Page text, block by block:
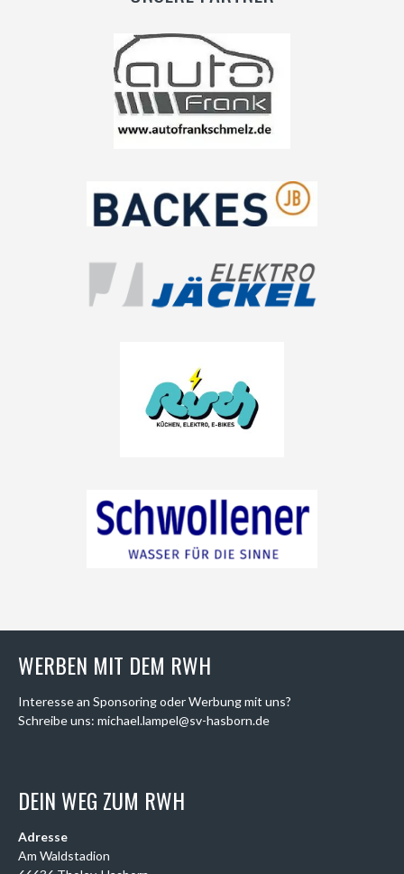
WERBEN MIT DEM RWH
Interesse an Sponsoring oder Werbung mit uns?
Schreibe uns: michael.lampel@sv-hasborn.de
DEIN WEG ZUM RWH
Adresse
Am Waldstadion